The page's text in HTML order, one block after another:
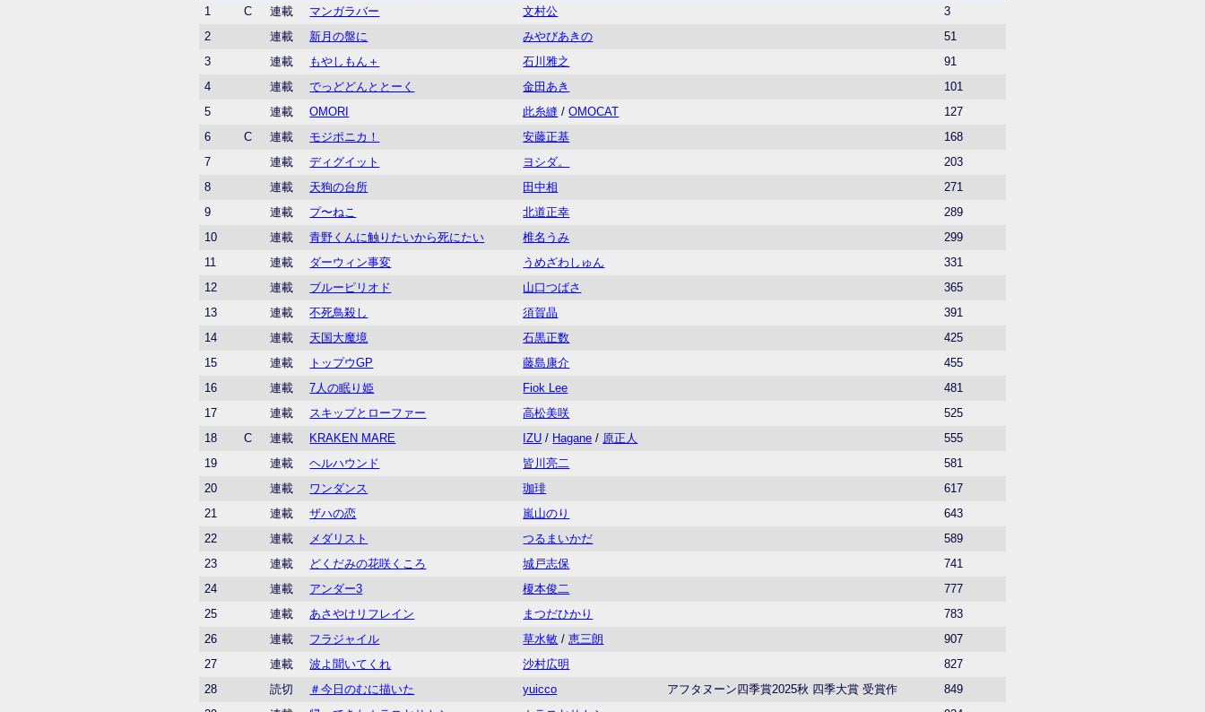
1
C 連載 マンガラバー 文村公
3
2
連載 新月の盤に みやびあきの
51
3
連載 もやしもん＋ 石川雅之
91
4
連載 でっどどんととーく 金田あき
101
5
連載 OMORI 此糸縫 /OMOCAT
127
6
C 連載 モジポニカ！ 安藤正基
168
7
連載 ディグイット ヨシダ。
203
8
連載 天狗の台所 田中相
271
9
連載 プ〜ねこ 北道正幸
289
10
連載 青野くんに触りたいから死にたい 椎名うみ
299
11
連載 ダーウィン事変 うめざわしゅん
331
12
連載 ブルーピリオド 山口つばさ
365
13
連載 不死鳥殺し 須賀晶
391
14
連載 天国大魔境 石黒正数
425
15
連載 トップウGP 藤島康介
455
16
連載 7人の眠り姫 Fiok Lee
481
17
連載 スキップとローファー 高松美咲
525
18
C 連載 KRAKEN MARE IZU / Hagane / 原正人
555
19
連載 ヘルハウンド 皆川亮二
581
20
連載 ワンダンス 珈琲
617
21
連載 ザハの恋 嵐山のり
643
22
連載 メダリスト つるまいかだ
589
23
連載 どくだみの花咲くころ 城戸志保
741
24
連載 アンダー3 榎本俊二
777
25
連載 あさやけリフレイン まつだひかり
783
26
連載 フラジャイル 草水敏 /恵三朗
907
27
連載 波よ聞いてくれ 沙村広明
827
28
読切 ＃今日のむに描いた yuicco アフタヌーン四季賞2025秋 四季大賞 受賞作
849